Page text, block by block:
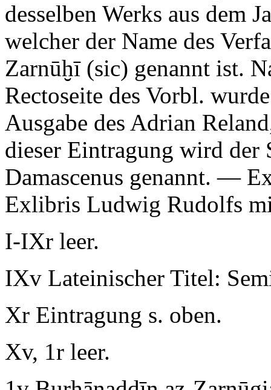
desselben Werks aus dem
welcher der Name des
Zarnūḫī (sic) genannt ist.
Rectoseite des Vorbl.
Ausgabe des Adrian
dieser Eintragung wird der
Damascenus genannt. —
Exlibris Ludwig Rudolfs
I-IXr leer.
IXv Lateinischer Titel:
Xr Eintragung s. oben.
Xv, 1r leer.